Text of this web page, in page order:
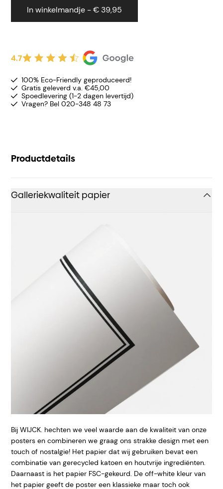
In winkelmandje - € 39,95
4.7
100% Eco-Friendly geproduceerd!
Gratis geleverd v.a. €45,00
Spoedlevering (1-2 dagen levertijd)
Vragen? Bel 020-348 48 73
Productdetails
Galleriekwaliteit papier
Bij WIJCK. hechten we veel waarde aan de kwaliteit van onze
posters en combineren we graag ons strakke design met een
touch of nostalgie! Het papier dat wij gebruiken bevat een
combinatie van gerecycled katoen en houtvrije ingrediënten.
Daarnaast is het papier FSC-gekeurd. De off-white kleur van
het papier geeft de poster een klassieke maar toch ook